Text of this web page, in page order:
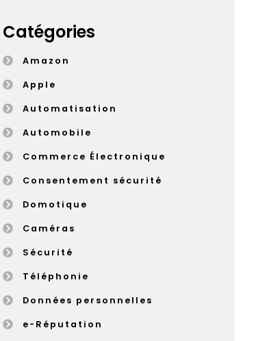
Catégories
Amazon
Apple
Automatisation
Automobile
Commerce Électronique
Consentement sécurité
Domotique
Caméras
Sécurité
Téléphonie
Données personnelles
e-Réputation